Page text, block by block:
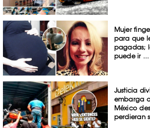
Mujer
para que
pagadas;
puede ir ...
Justicia
embarga
México
perdieran